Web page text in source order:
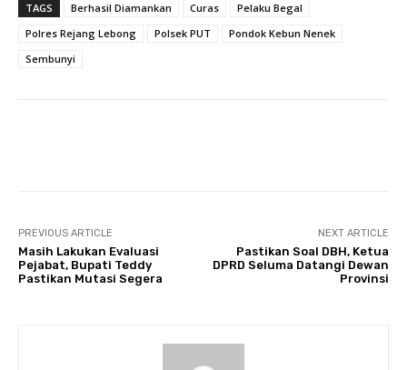
TAGS Berhasil Diamankan Curas
Pelaku Begal
Polres Rejang Lebong
Polsek PUT
Pondok Kebun Nenek
Sembunyi
PREVIOUS ARTICLE
Masih Lakukan Evaluasi
Pejabat, Bupati Teddy
Pastikan Mutasi Segera
NEXT ARTICLE
Pastikan Soal DBH, Ketua
DPRD Seluma Datangi Dewan
Provinsi